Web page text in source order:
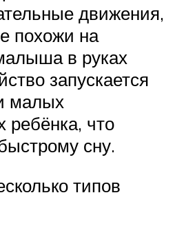
движения,
похожи на
в руках
запускается
малых
что
сну.
типов